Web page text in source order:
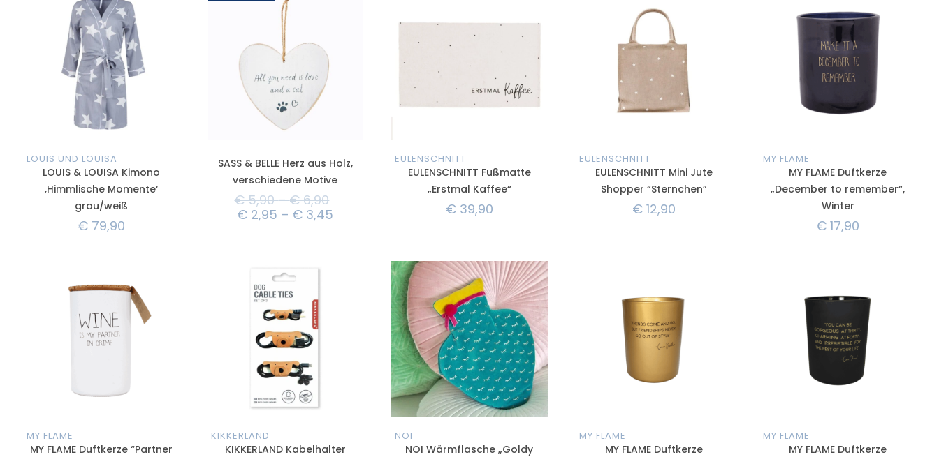
LOUIS UND LOUISA
LOUIS & LOUISA Kimono
‚Himmlische Momente‘
grau/weiß
€79,90
SASS & BELLE Herz aus Holz,
verschiedene Motive
€5,90 –€6,90
€ 2,95 – € 3,45
EULENSCHNITT
EULENSCHNITT Fußmatte
„Erstmal Kaffee“
€39,90
EULENSCHNITT
EULENSCHNITT Mini Jute
Shopper “Sternchen”
€12,90
MY FLAME
MY FLAME Duftkerze
„December to remember“,
Winter
€ 17,90
MY FLAME
MY FLAME Duftkerze “Partner
KIKKERLAND
KIKKERLAND Kabelhalter
NOI
NOI Wärmflasche „Goldy
MY FLAME
MY FLAME Duftkerze
MY FLAME
MY FLAME Duftkerze